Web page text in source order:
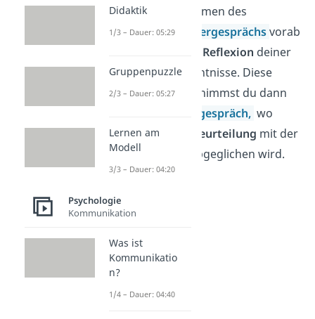
Vorgesetzter im Rahmen des
jährlichenMitarbeitergesprächsvorab
schriftliche Reflexion deiner
Tätigkeiten und Kenntnisse. Diese
Selbsteinschätzung nimmst du dann
Feedbackgespräch, wo
deinepersönliche Beurteilung mit der
desVorgesetzten abgeglichen wird.
Didaktik
1/3 – Dauer: 05:29
Gruppenpuzzle
2/3 – Dauer: 05:27
Lernen am
Modell
3/3 – Dauer: 04:20
Psychologie
Kommunikation
Was ist
Kommunikatio
n?
1/4 – Dauer: 04:40